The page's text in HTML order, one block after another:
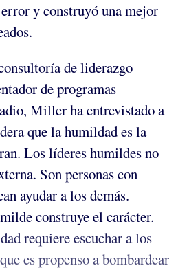
y construyó una mejor
de liderazgo
de programas
Miller ha entrevistado a
que la humildad es la
Los líderes humildes no
Son personas con
ayudar a los demás.
construye el carácter.
requiere escuchar a los
es propenso a bombardear